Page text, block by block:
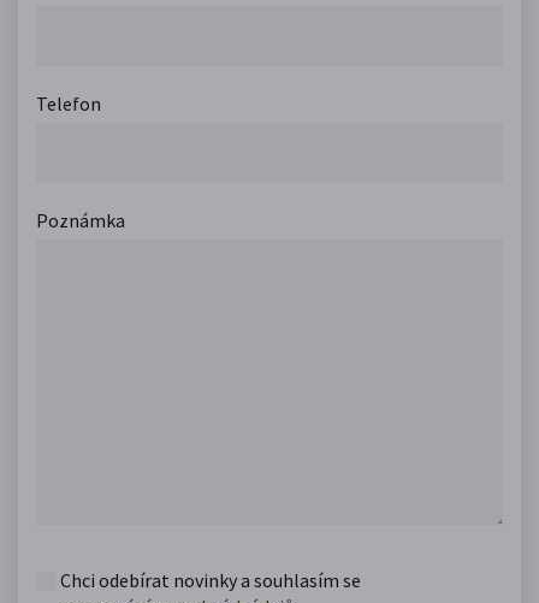
Telefon
Poznámka
Chci odebírat novinky a souhlasím se